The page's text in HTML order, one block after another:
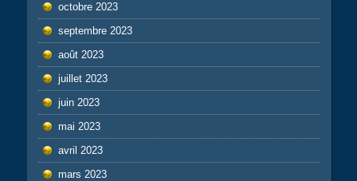
octobre 2023
septembre 2023
août 2023
juillet 2023
juin 2023
mai 2023
avril 2023
mars 2023